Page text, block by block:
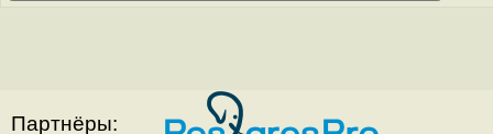
Партнёры: